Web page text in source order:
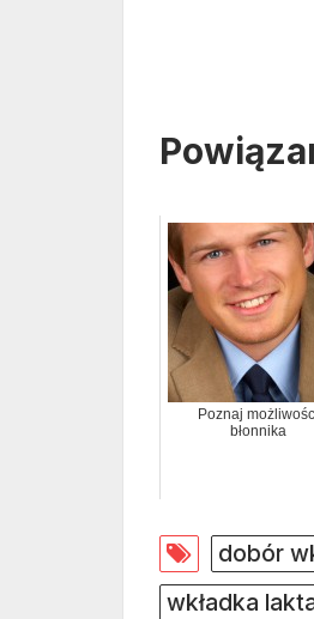
Poznaj
błonnika
dobór
wkładka